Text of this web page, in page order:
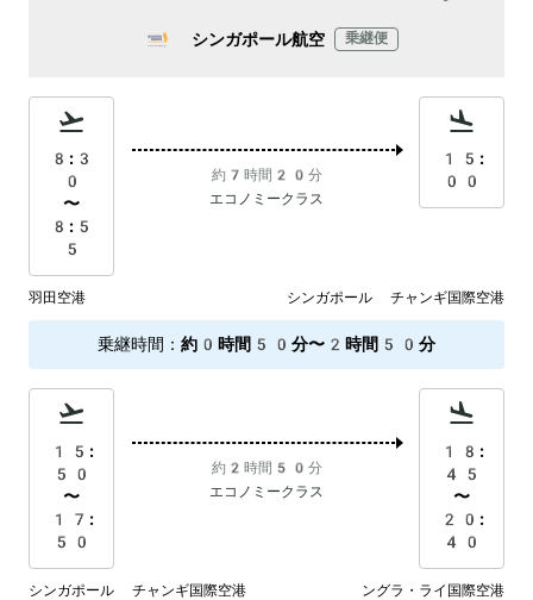
シンガポール航空 乗継便
8:3
0
〜
8:5
5
約7時間20分
エコノミークラス
15:
00
羽田空港 シンガポール チャンギ国際空港
乗継時間 ： 約0時間50分〜2時間50分
15:
50
〜
17:
50
約2時間50分
エコノミークラス
18:
45
〜
20:
40
シンガポール チャンギ国際空港 ングラ・ライ国際空港